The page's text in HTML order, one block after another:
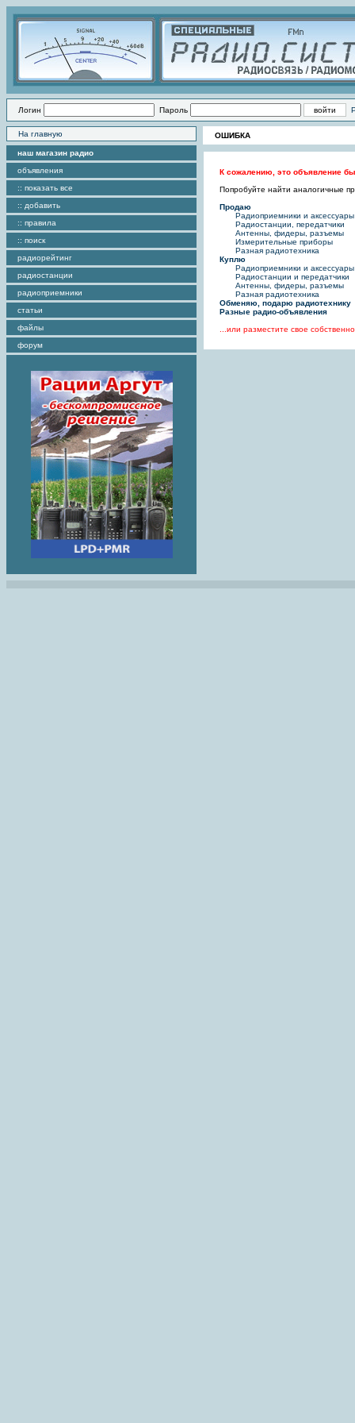
Логин Пароль
На главную
наш магазин радио
объявления
:: показать все
:: добавить
:: правила
:: поиск
радиорейтинг
радиостанции
радиоприемники
статьи
файлы
форум
ОШИБКА
К сожалению, это объявление
Попробуйте найти аналогичные
Продаю
Радиоприемники и аксессуары
Радиостанции, передатчики
Антенны, фидеры, разъемы
Измерительные приборы
Разная радиотехника
Куплю
Радиоприемники и аксессуары
Радиостанции и передатчики
Антенны, фидеры, разъемы
Разная радиотехника
Обменяю, подарю радиотехнику
Разные радио-объявления
...или разместите свое